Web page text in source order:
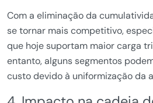
Com a eliminação da
se tornar mais competitivo,
que hoje suportam maior carga
entanto, alguns segmentos
custo devido à uniformização da